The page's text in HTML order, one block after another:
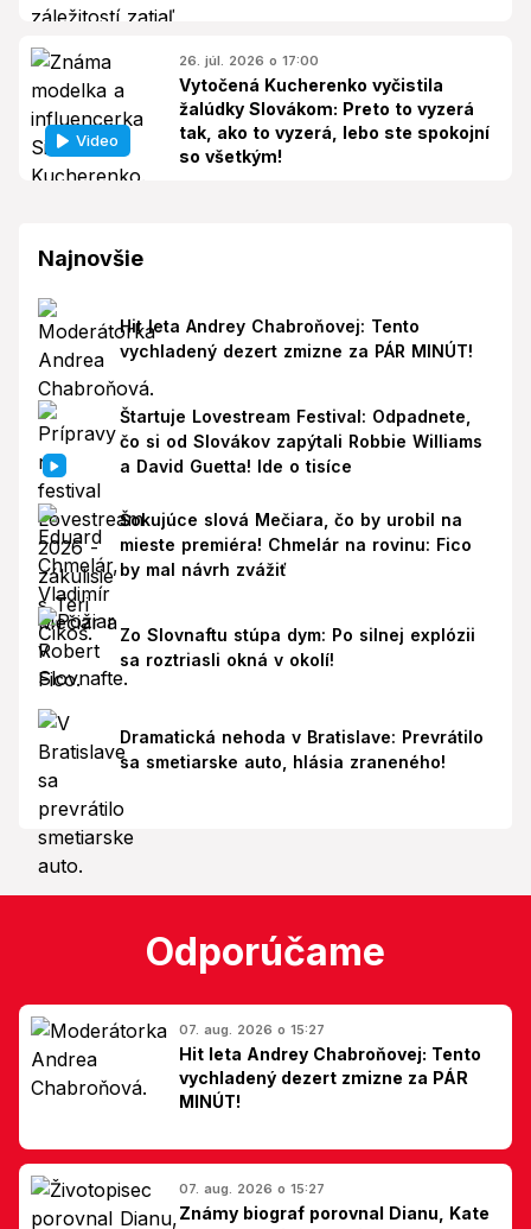
Video
26. júl. 2026 o 17:00
Vytočená Kucherenko vyčistila
žalúdky Slovákom: Preto to vyzerá
tak, ako to vyzerá, lebo ste spokojní
so všetkým!
Najnovšie
Hit leta Andrey Chabroňovej: Tento
vychladený dezert zmizne za PÁR MINÚT!
Štartuje Lovestream Festival: Odpadnete,
čo si od Slovákov zapýtali Robbie Williams
a David Guetta! Ide o tisíce
Šokujúce slová Mečiara, čo by urobil na
mieste premiéra! Chmelár na rovinu: Fico
by mal návrh zvážiť
Zo Slovnaftu stúpa dym: Po silnej explózii
sa roztriasli okná v okolí!
Dramatická nehoda v Bratislave: Prevrátilo
sa smetiarske auto, hlásia zraneného!
Odporúčame
07. aug. 2026 o 15:27
Hit leta Andrey Chabroňovej: Tento
vychladený dezert zmizne za PÁR
MINÚT!
07. aug. 2026 o 15:27
Známy biograf porovnal Dianu, Kate